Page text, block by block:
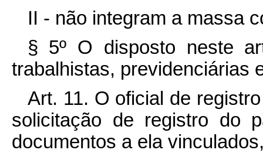
II - não integram a massa
§ 5º O disposto neste
trabalhistas, previdenciárias
Art. 11. O oficial de
solicitação de registro do
documentos a ela